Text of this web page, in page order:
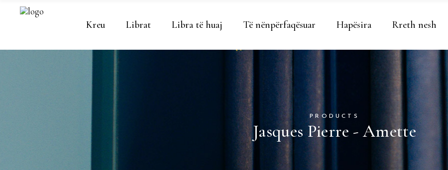
Kreu Librat Libra të huaj Të nënpërfaqësuar Hapësira Rreth nesh
PRODUCTS
Jasques Pierre - Amette